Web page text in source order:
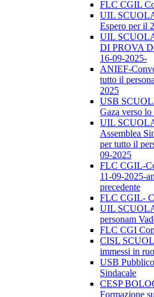
FLC CGIL
UIL
Espero per il
UIL
DI PROVA
16-09-2025-
ANIEF-
tutto il
2025
USB
Gaza verso lo
UIL
Assemblea
per tutto il
09-2025
FLC CGIL-
11-09-2025-
precedente
FLC CGIL-
UIL
personam
FLC CGI
CISL
immessi in
USB
Sindacale
CESP
Formazione